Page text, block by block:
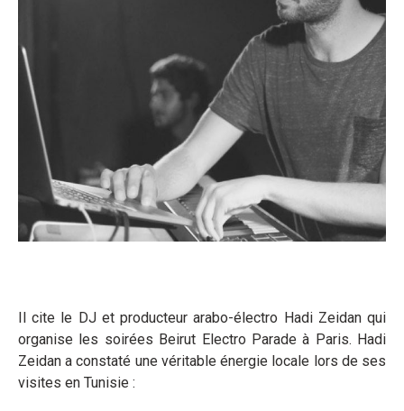
Il cite le DJ et producteur arabo-électro Hadi Zeidan qui
organise les soirées Beirut Electro Parade à Paris. Hadi
Zeidan a constaté une véritable énergie locale lors de ses
visites en Tunisie :